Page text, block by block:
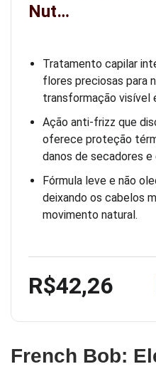
Nut…
Tratamento capilar
flores preciosas para
transformação visível
Ação anti-frizz que
oferece proteção
danos de secadores e
Fórmula leve e não
deixando os cabelos
movimento natural.
R$42,26
French Bob: